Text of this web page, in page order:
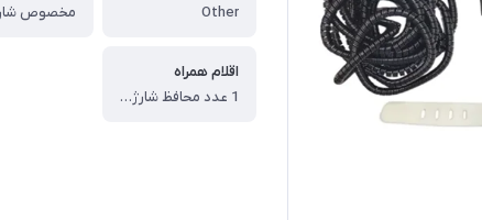
Other
اقلام همراه
1 عدد محافظ شارژر 25 وات ، 1 عدد محافظ روکش کابل فنری ، 1 عدد محافظ سر کابل فانتزی جهت جلوگیری از خم شدن زیاد کابل